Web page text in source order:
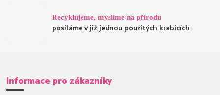
Recyklujeme, myslíme na přírodu
posíláme v již jednou použitých krabicích
Informace pro zákazníky